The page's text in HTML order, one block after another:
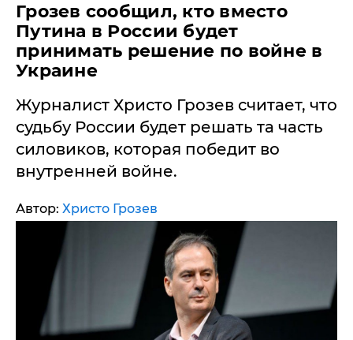
Грозев сообщил, кто вместо
Путина в России будет
принимать решение по войне в
Украине
Журналист Христо Грозев считает, что
судьбу России будет решать та часть
силовиков, которая победит во
внутренней войне.
Автор: Христо Грозев